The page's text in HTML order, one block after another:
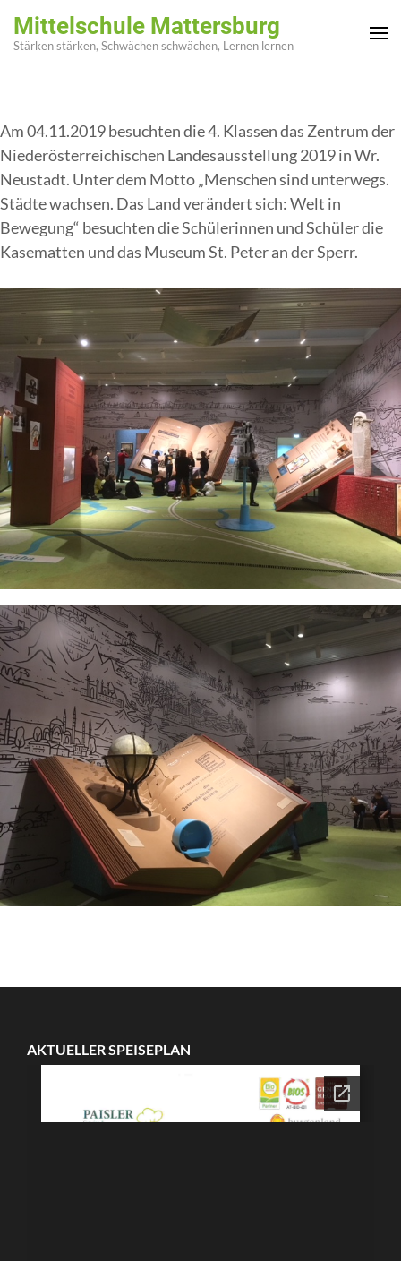
Inhalt
Mittelschule Mattersburg
Stärken stärken, Schwächen schwächen, Lernen lernen
Am 04.11.2019 besuchten die 4. Klassen das Zentrum der
Niederösterreichischen Landesausstellung 2019 in Wr.
Neustadt. Unter dem Motto „Menschen sind unterwegs.
Städte wachsen. Das Land verändert sich: Welt in
Bewegung“ besuchten die Schülerinnen und Schüler die
Kasematten und das Museum St. Peter an der Sperr.
AKTUELLER SPEISEPLAN